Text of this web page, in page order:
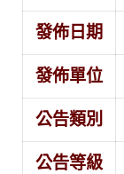
發佈日期
發佈單位
公告類別
公告等級